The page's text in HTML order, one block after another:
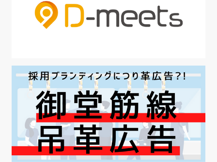
#採用オウンドメディア #業種別
#採用ピッチ資料 #28卒 #ロールモデル
#第二新卒 #採用の効率化
#AI活用 #職場カルチャーギャップ
#早期退職 #ハラスメント
#ハラスメント対策 #SNS活用
#リクルーター制度 #内定辞退の防止